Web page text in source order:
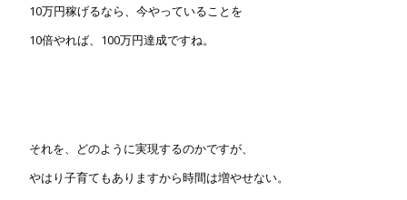
10万円稼げるなら、今やっていることを
10倍やれば、100万円達成ですね。
それを、どのように実現するのかですが、
やはり子育てもありますから時間は増やせない。